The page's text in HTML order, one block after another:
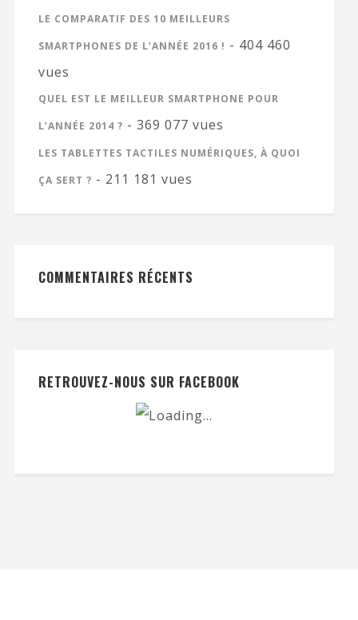
LE COMPARATIF DES 10 MEILLEURS
SMARTPHONES DE L’ANNÉE 2016 ! - 404 460
vues
QUEL EST LE MEILLEUR SMARTPHONE POUR
L’ANNÉE 2014 ? - 369 077 vues
LES TABLETTES TACTILES NUMÉRIQUES, À QUOI
ÇA SERT ? - 211 181 vues
COMMENTAIRES RÉCENTS
RETROUVEZ-NOUS SUR FACEBOOK